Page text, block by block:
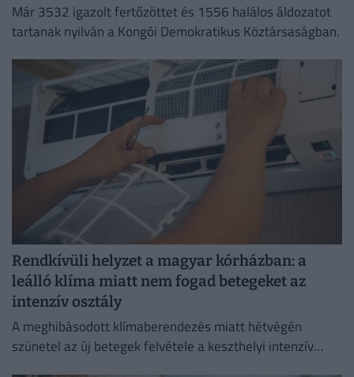
Már 3532 igazolt fertőzöttet és 1556 halálos áldozatot
tartanak nyilván a Kongói Demokratikus Köztársaságban.
Rendkívüli helyzet a magyar kórházban: a
leálló klíma miatt nem fogad betegeket az
intenzív osztály
A meghibásodott klímaberendezés miatt hétvégén
szünetel az új betegek felvétele a keszthelyi intenzív